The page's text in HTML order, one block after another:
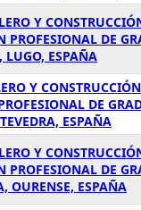
Y
PROFESIONAL DE
LUGO, ESPAÑA
Y
DE
ESPAÑA
Y
PROFESIONAL DE
OURENSE, ESPAÑA